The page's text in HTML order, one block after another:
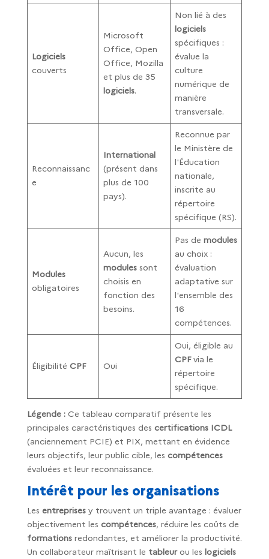
Logiciels
couverts
Microsoft
Office, Open
Office, Mozilla
et plus de 35
logiciels.
Non lié à des
logiciels
spécifiques :
évalue la
culture
numérique de
manière
transversale.
Reconnaissanc
e
International
(présent dans
plus de 100
pays).
Reconnue par
le Ministère de
l'Éducation
nationale,
inscrite au
répertoire
spécifique (RS).
Modules
obligatoires
Aucun, les
modulessont
choisis en
fonction des
besoins.
Pas de modules
au choix :
évaluation
adaptative sur
l'ensemble des
16
compétences.
Éligibilité CPF Oui
Oui, éligible au
CPFvia le
répertoire
spécifique.
Légende :Ce tableau comparatif présente les
principales caractéristiques des certifications ICDL
(anciennement PCIE) et PIX, mettant en évidence
leurs objectifs, leur public cible, les compétences
évaluées et leur reconnaissance.
Intérêt pour les organisations
Les entreprisesy trouvent un triple avantage : évaluer
objectivement les compétences, réduire les coûts de
formationsredondantes, et améliorer la productivité.
Un collaborateur maîtrisant le tableurou les logiciels